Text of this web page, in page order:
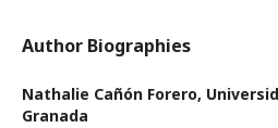
Author Biographies
Nathalie Cañón Forero,
Granada